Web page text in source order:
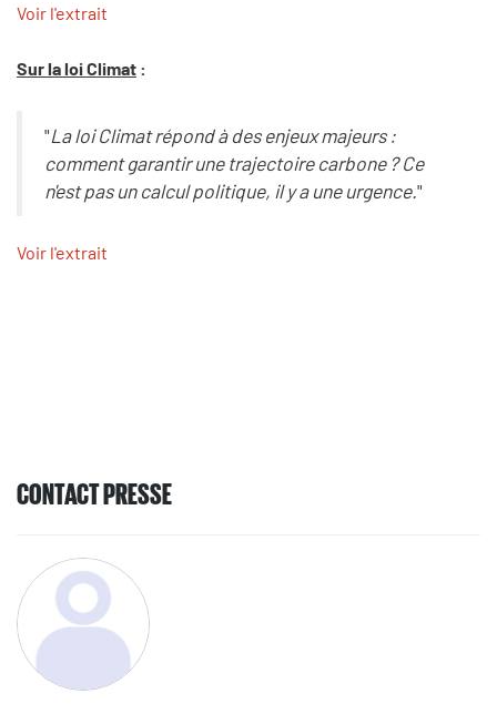
Voir l'extrait
Sur la loi Climat :
"La loi Climat répond à des enjeux majeurs :
comment garantir une trajectoire carbone ? Ce
n'est pas un calcul politique, il y a une urgence."
Voir l'extrait
CONTACT PRESSE